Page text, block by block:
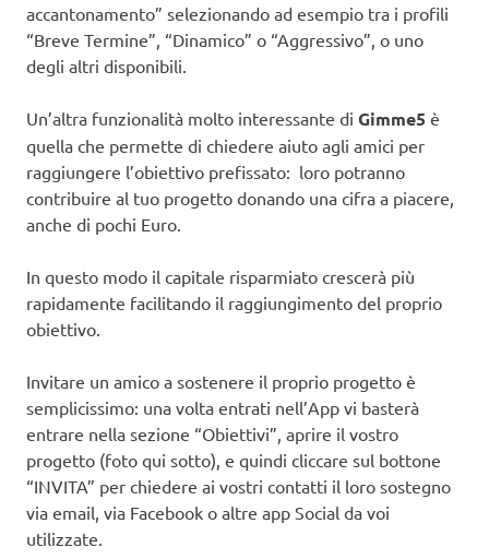
accantonamento” selezionando ad esempio tra i profili
“Breve Termine”, “Dinamico” o “Aggressivo”, o uno
degli altri disponibili.
Un’altra funzionalità molto interessante di Gimme5 è
quella che permette di chiedere aiuto agli amici per
raggiungere l’obiettivo prefissato: loro potranno
contribuire al tuo progetto donando una cifra a piacere,
anche di pochi Euro.
In questo modo il capitale risparmiato crescerà più
rapidamente facilitando il raggiungimento del proprio
obiettivo.
Invitare un amico a sostenere il proprio progetto è
semplicissimo: una volta entrati nell’App vi basterà
entrare nella sezione “Obiettivi”, aprire il vostro
progetto (foto qui sotto), e quindi cliccare sul bottone
“INVITA” per chiedere ai vostri contatti il loro sostegno
via email, via Facebook o altre app Social da voi
utilizzate.